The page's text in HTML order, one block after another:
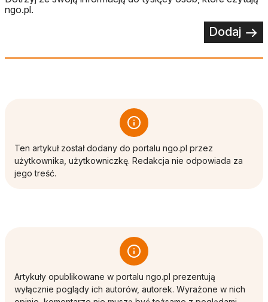
ngo.pl.
Dodaj
Ten artykuł został dodany do portalu ngo.pl przez
użytkownika, użytkowniczkę. Redakcja nie odpowiada za
jego treść.
Artykuły opublikowane w portalu ngo.pl prezentują
wyłącznie poglądy ich autorów, autorek. Wyrażone w nich